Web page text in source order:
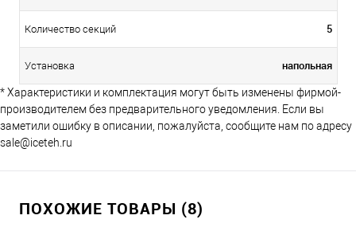
Количество секций 5
Установка напольная
* Характеристики и комплектация могут быть изменены фирмой-
производителем без предварительного уведомления. Если вы
заметили ошибку в описании, пожалуйста, сообщите нам по адресу
sale@iceteh.ru
ПОХОЖИЕ ТОВАРЫ (8)